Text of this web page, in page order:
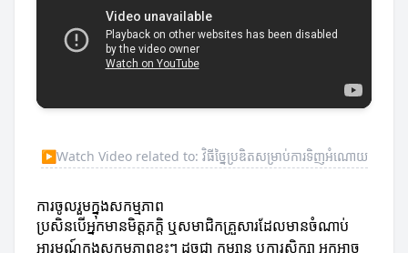
▶Watch Video related to: វិធីច្នៃប្រឌិតសម្រាប់ការទិញអំណោយ
ការចូលរួមក្នុងសកម្មភាព
ប្រសិនបើអ្នកមានមិត្តភក្តិ ឬសមាជិកគ្រួសារដែលមានចំណាប់
អារម្មណ៍ក្នុងសកម្មភាពខ្លះៗ ដូចជា កម្សាន្ត ឬការសិក្សា អ្នកអាច